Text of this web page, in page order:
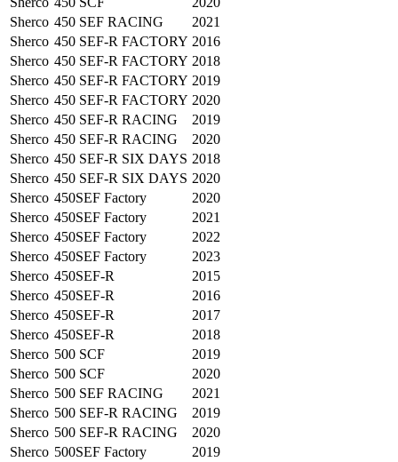
Sherco 450 SEF RACING
2021
Sherco 450 SEF-R FACTORY 2016
Sherco 450 SEF-R FACTORY 2018
Sherco 450 SEF-R FACTORY 2019
Sherco 450 SEF-R FACTORY 2020
Sherco 450 SEF-R RACING
2019
Sherco 450 SEF-R RACING
2020
Sherco 450 SEF-R SIX DAYS 2018
Sherco 450 SEF-R SIX DAYS 2020
Sherco 450SEF Factory
2020
Sherco 450SEF Factory
2021
Sherco 450SEF Factory
2022
Sherco 450SEF Factory
2023
Sherco 450SEF-R
2015
Sherco 450SEF-R
2016
Sherco 450SEF-R
2017
Sherco 450SEF-R
2018
Sherco 500 SCF
2019
Sherco 500 SCF
2020
Sherco 500 SEF RACING
2021
Sherco 500 SEF-R RACING
2019
Sherco 500 SEF-R RACING
2020
Sherco 500SEF Factory
2019